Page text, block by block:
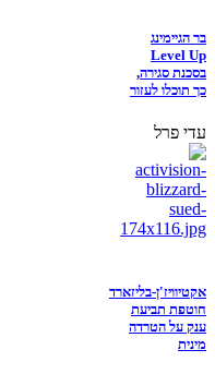
בר הגיימינג
Level Up
בסכנת סגירה,
כך תוכלו לעזור
עדי פרל
אקטיוויז'ן-בליזארד
חוטפת תביעת
ענק על הטרדה
מינית